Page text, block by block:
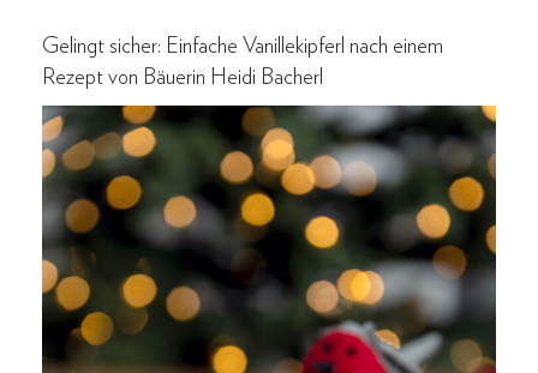
Gelingt sicher: Einfache Vanillekipferl nach einem
Rezept von Bäuerin Heidi Bacherl